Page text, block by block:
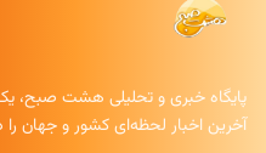
پایگاه خبری و تحلیلی هشت صبح،
آخرین اخبار لحظه‌ای کشور و جهان را